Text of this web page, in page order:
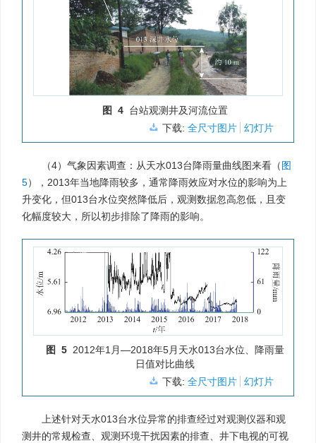
图 4 台站观测井及河流位置
下载: 全尺寸图片 幻灯片
（4）气象因素调查：从天水013台降雨量曲线图来看（图
5），2013年当地降雨较多，通常降雨效应对水位的影响为上
升变化，但013台水位突然降低后，观测数据忽高忽低，且变
化幅度较大，所以初步排除了降雨的影响。
图 5 2012年1月—2018年5月天水013台水位、降雨量
日值对比曲线
下载: 全尺寸图片 幻灯片
上述针对天水013台水位异常的排查经过对观测仪器和观
测井的常规检查、观测环境干扰因素的排查、井下电视的可视